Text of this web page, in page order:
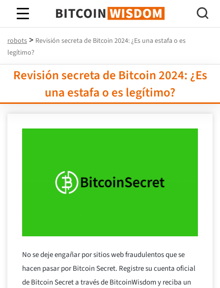
Sabiduría de Bitcoin
robots > Revisión secreta de Bitcoin 2024: ¿Es una estafa o es
legítimo?
Revisión secreta de Bitcoin 2024: ¿Es
una estafa o es legítimo?
No se deje engañar por sitios web fraudulentos que se
hacen pasar por Bitcoin Secret. Registre su cuenta oficial
de Bitcoin Secret a través de BitcoinWisdom y reciba un